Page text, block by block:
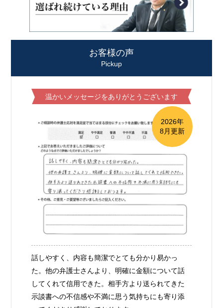
お客様の声
Pickup
温かいメッセージをありがとうございます
2026年
8月更新
話しやすく、内容も簡潔でとても分かり易かっ
た。他の弁護士さんより、明確に金額について話
してくれて信用できた。相手方より送られてきた
示談書への不信感や不満に思う気持ちにも寄り添